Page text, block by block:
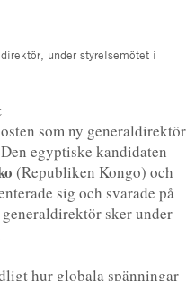
under styrelsemötet i
som ny generaldirektör
egyptiske kandidaten
(Republiken Kongo) och
sig och svarade på
sker under
hur globala spänningar